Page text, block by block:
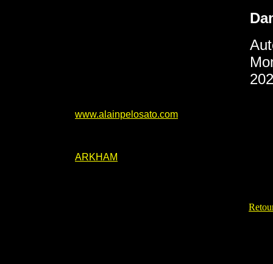
www.alainpelosato.com
ARKHAM